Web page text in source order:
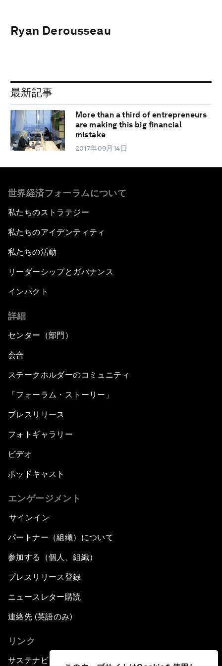
Ryan Derousseau
最新記事
More than a third of entrepreneurs
are making this big financial
mistake
2017年09月14日
世界経済フォーラムについて
私たちのストラテジー
私たちのアイデンティティ
私たちの活動
リーダーシップとガバナンス
インパクト
詳細
センター（部門）
会合
ステークホルダーのコミュニティ
「フォーラム・ストーリー」
プレスリリース
フォトギャラリー
ビデオ
ポッドキャスト
エンゲージメント
サインイン
パートナー（組織）について
参加する（個人、組織）
プレスリリース登録
ニュースレター購読
連絡先 (英語のみ)
リンク
サステナビリティへの取り組み